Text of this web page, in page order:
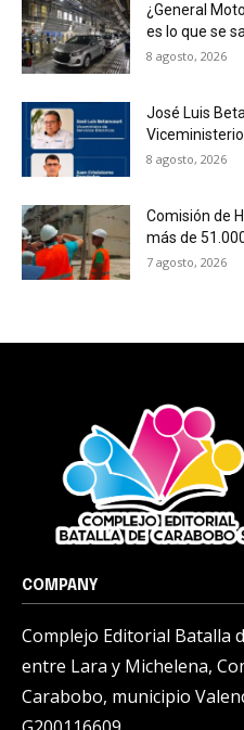
¿General
es lo que se
8 agosto, 2026
José Luis
8 agosto, 2026
Comisión de
más de
7 agosto, 2026
COMPANY
Complejo Editorial Batalla
entre Lara y Michelena,
Carabobo, municipio